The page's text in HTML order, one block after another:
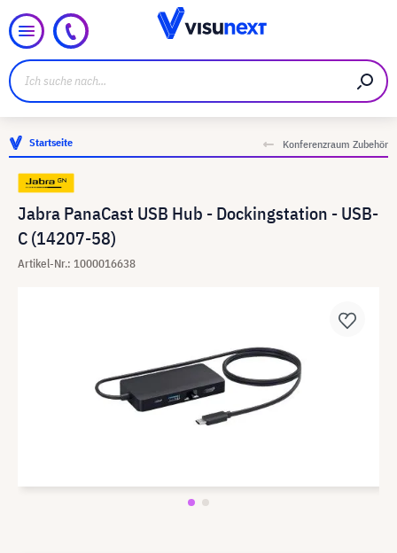
Startseite Konferenzraum Zubehör
Jabra PanaCast USB Hub - Dockingstation - USB-
C (14207-58)
Artikel-Nr.: 1000016638